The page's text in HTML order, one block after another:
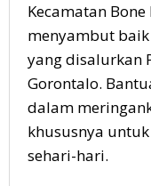
Kecamatan
menyambut
yang disalurkan
Gorontalo.
dalam
khususnya
sehari-hari.